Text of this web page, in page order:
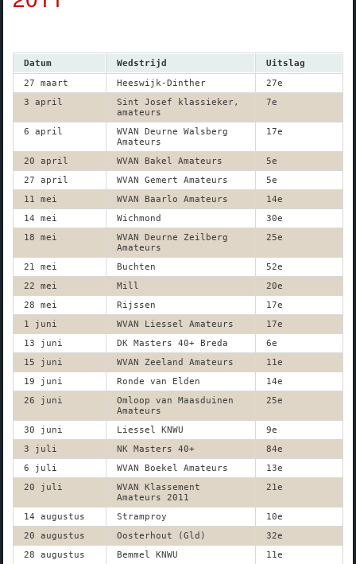
Datum Wedstrijd
Uitslag
27 maart
Heeswijk-Dinther
27e
3 april
Sint Josef klassieker,
amateurs
7e
6 april
WVAN Deurne Walsberg
Amateurs
17e
20 april WVAN Bakel Amateurs
5e
27 april
WVAN Gemert Amateurs
5e
11 mei
WVAN Baarlo Amateurs
14e
14 mei
Wichmond
30e
18 mei
WVAN Deurne Zeilberg
Amateurs
25e
21 mei Buchten
52e
22 mei
Mill
20e
28 mei
Rijssen
17e
1 juni
WVAN Liessel Amateurs
17e
13 juni
DK Masters 40+ Breda
6e
15 juni
WVAN Zeeland Amateurs
11e
19 juni
Ronde van Elden
14e
26 juni
Omloop van Maasduinen
Amateurs
25e
30 juni Liessel KNWU
9e
3 juli
NK Masters 40+
84e
6 juli
WVAN Boekel Amateurs
13e
20 juli
WVAN Klassement
Amateurs 2011
21e
14 augustus Stramproy
10e
20 augustus
Oosterhout (Gld)
32e
28 augustus
Bemmel KNWU
11e